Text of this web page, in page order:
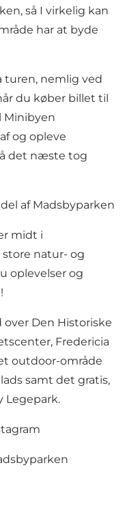
så I virkelig kan
har at byde
turen, nemlig ved
du køber billet til
Minibyen
og opleve
det næste tog
af Madsbyparken
midt i
store natur- og
oplevelser og
Den Historiske
, Fredericia
outdoor-område
samt det gratis,
Legepark.